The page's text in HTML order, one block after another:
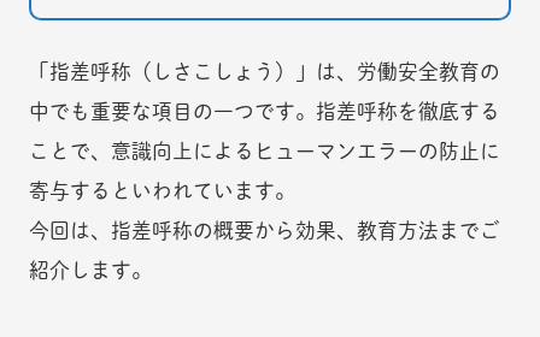
「指差呼称（しさこしょう）」は、労働安全教育の
中でも重要な項目の一つです。指差呼称を徹底する
ことで、意識向上によるヒューマンエラーの防止に
寄与するといわれています。
今回は、指差呼称の概要から効果、教育方法までご
紹介します。